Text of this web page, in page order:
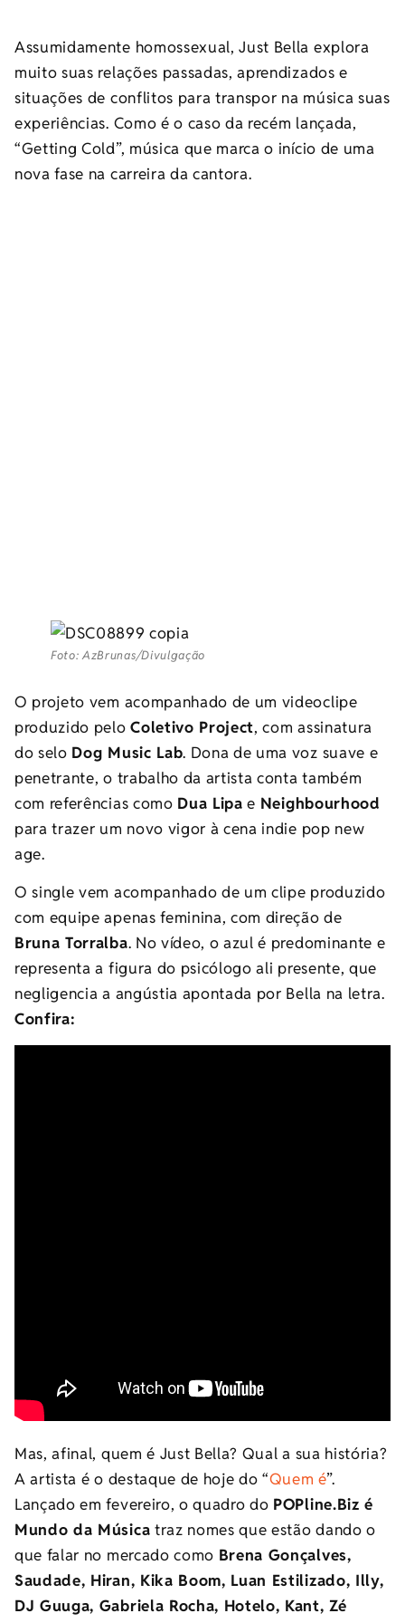
Assumidamente homossexual, Just Bella explora
muito suas relações passadas, aprendizados e
situações de conflitos para transpor na música suas
experiências. Como é o caso da recém lançada,
“Getting Cold”, música que marca o início de uma
nova fase na carreira da cantora.
Foto: AzBrunas/Divulgação
O projeto vem acompanhado de um videoclipe
produzido peloColetivo Project, com assinatura
do selo Dog Music Lab. Dona de uma voz suave e
penetrante, o trabalho da artista conta também
com referências como Dua Lipa e Neighbourhood
para trazer um novo vigor à cena indie pop new
age.
O single vem acompanhado de um clipe produzido
com equipe apenas feminina, com direção de
Bruna Torralba. No vídeo, o azul é predominante e
representa a figura do psicólogo ali presente, que
negligencia a angústia apontada por Bella na letra.
Confira:
Mas, afinal, quem é Just Bella? Qual a sua história?
A artista é o destaque de hoje do “Quem é”.
Lançado em fevereiro, o quadro do POPline.Biz é
Mundo da Música traz nomes que estão dando o
que falar no mercado como Brena Gonçalves,
Saudade, Hiran, Kika Boom, Luan Estilizado, Illy,
DJ Guuga, Gabriela Rocha, Hotelo, Kant, Zé